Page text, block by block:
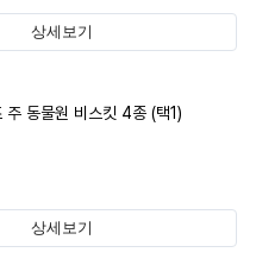
상세보기
주 동물원 비스킷 4종 (택1)
상세보기